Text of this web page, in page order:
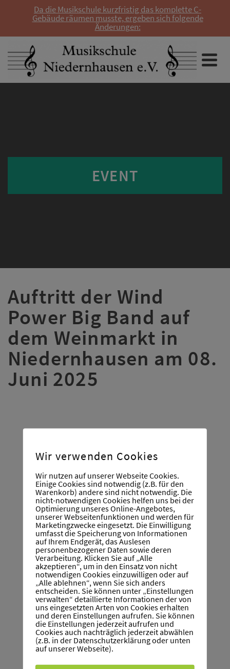
Da die Musikschule kurzfristig das komplette C-
Gebäude räumen musste, ergeben sich folgende
Änderungen:
EVENT
Auftritt der Wind
Power Big Band auf
dem Weinmarkt in
Niedernhausen am 08.
Juni 2025
Wir verwenden Cookies
Wir nutzen auf unserer Webseite Cookies.
Einige Cookies sind notwendig (z.B. für den
Warenkorb) andere sind nicht notwendig. Die
nicht-notwendigen Cookies helfen uns bei der
Optimierung unseres Online-Angebotes,
unserer Webseitenfunktionen und werden für
Marketingzwecke eingesetzt. Die Einwilligung
umfasst die Speicherung von Informationen
auf Ihrem Endgerät, das Auslesen
personenbezogener Daten sowie deren
Verarbeitung. Klicken Sie auf „Alle
akzeptieren“, um in den Einsatz von nicht
notwendigen Cookies einzuwilligen oder auf
„Alle ablehnen“, wenn Sie sich anders
entscheiden. Sie können unter „Einstellungen
verwalten“ detaillierte Informationen der von
uns eingesetzten Arten von Cookies erhalten
und deren Einstellungen aufrufen. Sie können
die Einstellungen jederzeit aufrufen und
Cookies auch nachträglich jederzeit abwählen
(z.B. in der Datenschutzerklärung oder unten
auf unserer Webseite).